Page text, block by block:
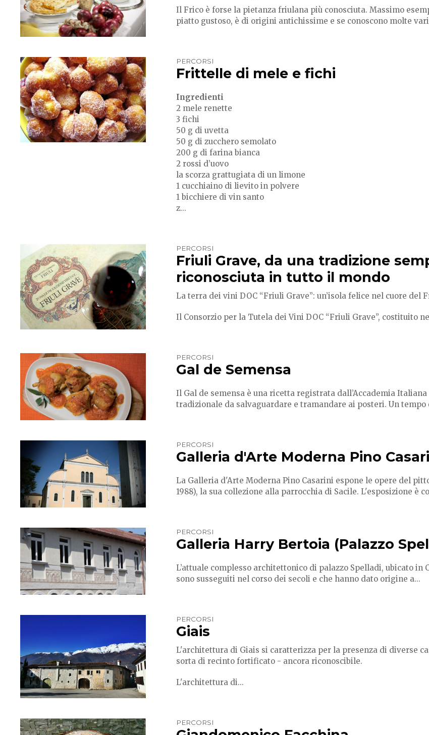
Il Frico è forse la pietanza friulana più conosciuta. Massimo
piatto gustoso, è di origini antichissime e se conoscono molte
PERCORSI
Frittelle di mele e fichi
Ingredienti
2 mele renette
3 fichi
50 g di uvetta
50 g di zucchero semolato
200 g di farina bianca
2 rossi d’uovo
la scorza grattugiata di un limone
1 cucchiaino di lievito in polvere
1 bicchiere di vin santo
z...
PERCORSI
Friuli Grave, da una tradizione
riconosciuta in tutto il mondo
La terra dei vini DOC “Friuli Grave”: un’isola felice nel cuore
Il Consorzio per la Tutela dei Vini DOC “Friuli Grave”, costituito
PERCORSI
Gal de Semensa
Il Gal de semensa è una ricetta registrata dall’Accademia
tradizionale da salvaguardare e tramandare ai posteri. Un tempo
PERCORSI
Galleria d'Arte Moderna Pino
La Galleria d'Arte Moderna Pino Casarini espone le opere del
1988), la sua collezione alla parrocchia di Sacile. L'esposizione è
PERCORSI
Galleria Harry Bertoia (Palazzo
L’attuale complesso architettonico di palazzo Spelladi, ubicato
sono susseguiti nel corso dei secoli e che hanno dato origine a...
PERCORSI
Giais
L'architettura di Giais si caratterizza per la presenza di diverse
sorta di recinto fortificato - ancora riconoscibile.
L'architettura di...
PERCORSI